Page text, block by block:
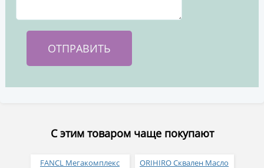
С этим товаром чаще покупают
FANCL Мегакомплекс
ORIHIRO Сквален Масло